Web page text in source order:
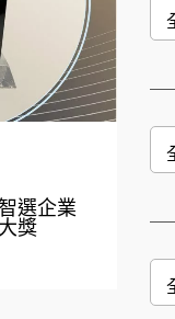
選企業
獎